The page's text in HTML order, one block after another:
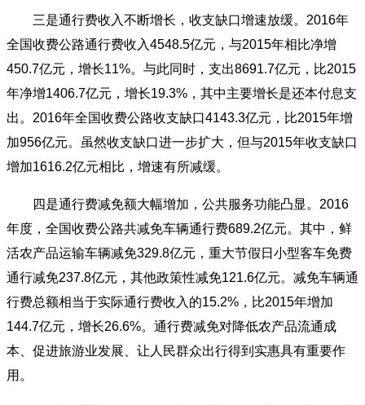
三是通行费收入不断增长，收支缺口增速放缓。2016年
全国收费公路通行费收入4548.5亿元，与2015年相比净增
450.7亿元，增长11%。与此同时，支出8691.7亿元，比2015
年净增1406.7亿元，增长19.3%，其中主要增长是还本付息支
出。2016年全国收费公路收支缺口4143.3亿元，比2015年增
加956亿元。虽然收支缺口进一步扩大，但与2015年收支缺口
增加1616.2亿元相比，增速有所减缓。
四是通行费减免额大幅增加，公共服务功能凸显。2016
年度，全国收费公路共减免车辆通行费689.2亿元。其中，鲜
活农产品运输车辆减免329.8亿元，重大节假日小型客车免费
通行减免237.8亿元，其他政策性减免121.6亿元。减免车辆通
行费总额相当于实际通行费收入的15.2%，比2015年增加
144.7亿元，增长26.6%。通行费减免对降低农产品流通成
本、促进旅游业发展、让人民群众出行得到实惠具有重要作
用。